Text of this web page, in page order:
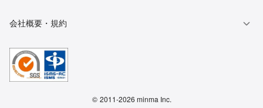
会社概要・規約
© 2011-2026 minma Inc.